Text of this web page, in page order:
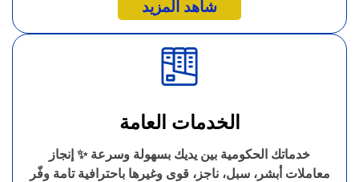
شاهد المزيد
الخدمات العامة
خدماتك الحكومية بين يديك بسهولة وسرعة ✨ إنجاز
معاملات أبشر، سبل، ناجز، قوى وغيرها باحترافية تامة وفّر